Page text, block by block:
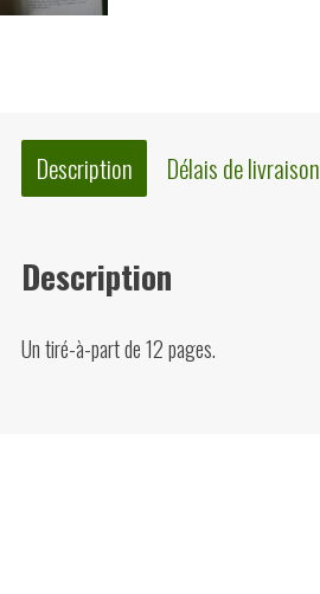
Description Délais de livraison
Description
Un tiré-à-part de 12 pages.